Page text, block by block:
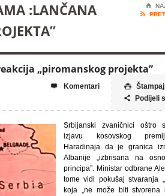
:LANČANA
⌂

„piromanskog projekta”
 Štampaj
 Podijeli
 Komentari
Srbijanski zvaničnici oštro
izjavu kosovskog
Haradinaja da je granica
Albanije „izbrisana na
principa”. Ministar odbrane
tome vidi pokušaj stvaranja
koja „ne može biti stvorena